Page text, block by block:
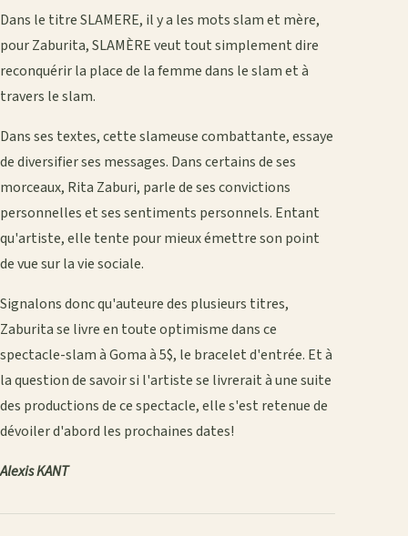
Dans le titre SLAMERE, il y a les mots slam et mère,
pour Zaburita, SLAMÈRE veut tout simplement dire
reconquérir la place de la femme dans le slam et à
travers le slam.
Dans ses textes, cette slameuse combattante, essaye
de diversifier ses messages. Dans certains de ses
morceaux, Rita Zaburi, parle de ses convictions
personnelles et ses sentiments personnels. Entant
qu'artiste, elle tente pour mieux émettre son point
de vue sur la vie sociale.
Signalons donc qu'auteure des plusieurs titres,
Zaburita se livre en toute optimisme dans ce
spectacle-slam à Goma à 5$, le bracelet d'entrée. Et à
la question de savoir si l'artiste se livrerait à une suite
des productions de ce spectacle, elle s'est retenue de
dévoiler d'abord les prochaines dates!
Alexis KANT